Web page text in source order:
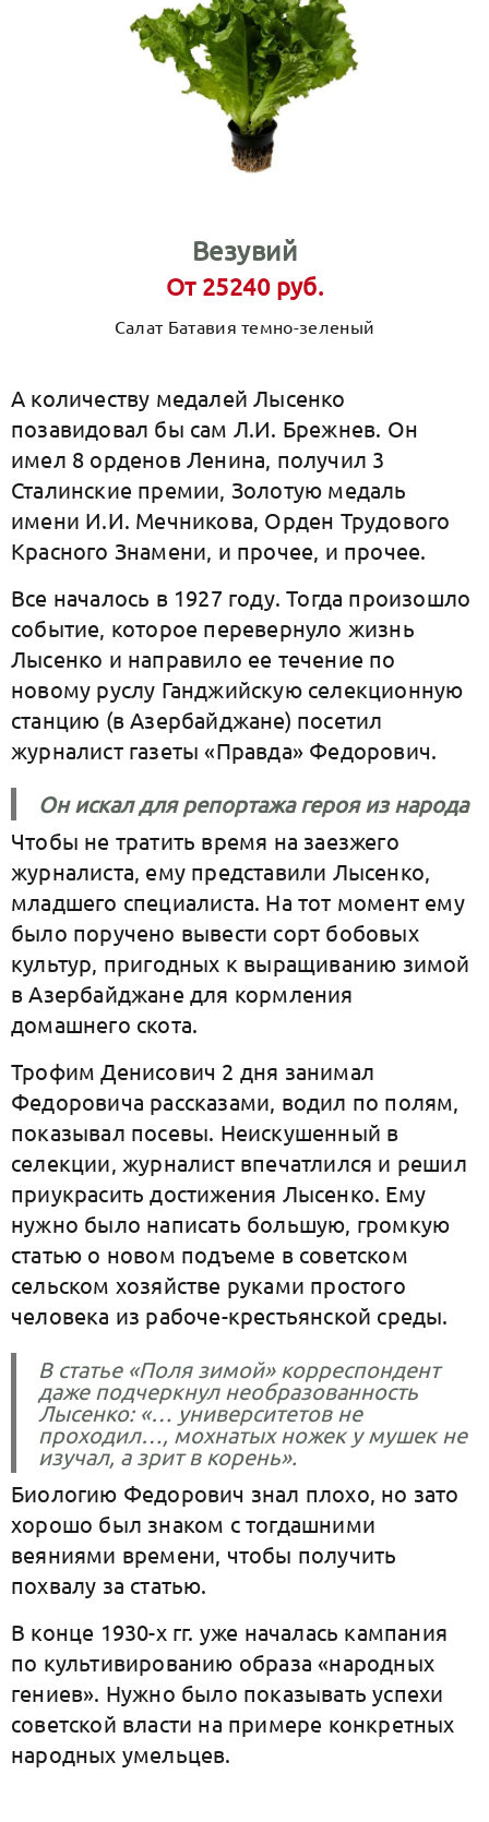
Везувий
От 25240 руб.
Салат Батавия темно-зеленый
А количеству медалей Лысенко
позавидовал бы сам Л.И. Брежнев. Он
имел 8 орденов Ленина, получил 3
Сталинские премии, Золотую медаль
имени И.И. Мечникова, Орден Трудового
Красного Знамени, и прочее, и прочее.
Все началось в 1927 году. Тогда произошло
событие, которое перевернуло жизнь
Лысенко и направило ее течение по
новому руслу Ганджийскую селекционную
станцию (в Азербайджане) посетил
журналист газеты «Правда» Федорович.
Он искал для репортажа героя из народа
Чтобы не тратить время на заезжего
журналиста, ему представили Лысенко,
младшего специалиста. На тот момент ему
было поручено вывести сорт бобовых
культур, пригодных к выращиванию зимой
в Азербайджане для кормления
домашнего скота.
Трофим Денисович 2 дня занимал
Федоровича рассказами, водил по полям,
показывал посевы. Неискушенный в
селекции, журналист впечатлился и решил
приукрасить достижения Лысенко. Ему
нужно было написать большую, громкую
статью о новом подъеме в советском
сельском хозяйстве руками простого
человека из рабоче-крестьянской среды.
В статье «Поля зимой» корреспондент
даже подчеркнул необразованность
Лысенко: «… университетов не
проходил…, мохнатых ножек у мушек не
изучал, а зрит в корень».
Биологию Федорович знал плохо, но зато
хорошо был знаком с тогдашними
веяниями времени, чтобы получить
похвалу за статью.
В конце 1930-х гг. уже началась кампания
по культивированию образа «народных
гениев». Нужно было показывать успехи
советской власти на примере конкретных
народных умельцев.